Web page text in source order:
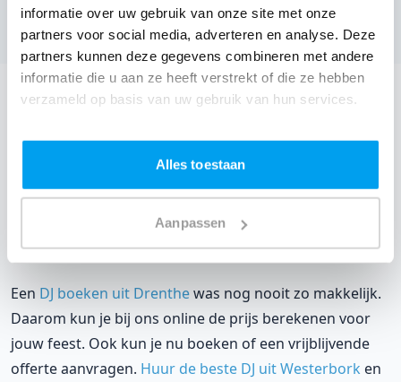
informatie over uw gebruik van onze site met onze
partners voor social media, adverteren en analyse. Deze
partners kunnen deze gegevens combineren met andere
informatie die u aan ze heeft verstrekt of die ze hebben
verzameld op basis van uw gebruik van hun services.
Alles toestaan
Aanpassen
Bekijk alle feestlocaties
DJ huren voor jouw feest in Zalencentrum
met de locatie tot een reserve DJ. Wij zorgen dat het
goed komt. Maar voordat je een DJ voor jouw feest gaat
boeken, wil je natuurlijk weten wat het kost.
Een DJ boeken uit Drenthewas nog nooit zo makkelijk.
Daarom kun je bij ons online de prijs berekenen voor
jouw feest. Ook kun je nu boeken of een vrijblijvende
offerte aanvragen. Huur de beste DJ uit Westerbork en